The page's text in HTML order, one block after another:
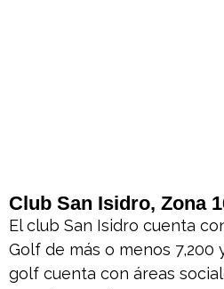
Club San Isidro, Zona
El club San Isidro cuenta
Golf de más o menos 7,200
golf cuenta con áreas